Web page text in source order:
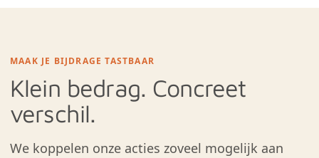
MAAK JE BIJDRAGE TASTBAAR
Klein bedrag. Concreet
verschil.
We koppelen onze acties zoveel mogelijk aan